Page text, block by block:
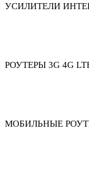
УСИЛИТЕЛИ
РОУТЕРЫ 3G 4G
МОБИЛЬНЫЕ